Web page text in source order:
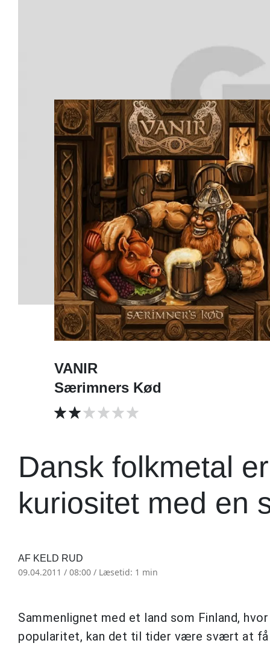
VANIR
Særimners Kød
Dansk folkmetal
kuriositet med en
AF KELD RUD
09.04.2011 / 08:00 / Læsetid: 1 min
Sammenlignet med et land som Finland,
popularitet, kan det til tider være svært at få